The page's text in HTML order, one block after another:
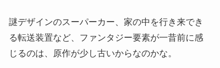
謎デザインのスーパーカー、家の中を行き来でき
る転送装置など、ファンタジー要素が一昔前に感
じるのは、原作が少し古いからなのかな。